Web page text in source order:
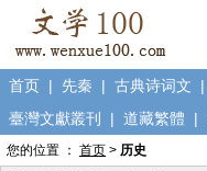
首页 | 先秦 | 古典诗词文 |
臺灣文獻叢刊
| 道藏繁體 |
您的位置 ： 首页 > 历史